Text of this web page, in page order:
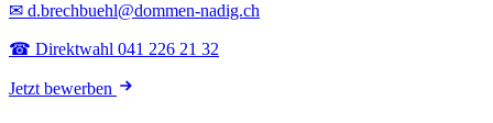
✉ d.brechbuehl@dommen-nadig.ch
☎ Direktwahl 041 226 21 32
Jetzt bewerben